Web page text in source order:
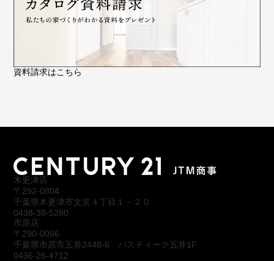
資料請求はこちら
木更津店
〒292-0804
千葉県木更津市文京４丁目１－２０
0438-38-5280
市原店
〒290-0056
千葉県市原市五井2448-6 パスティーク五井1F
0436-26-4712